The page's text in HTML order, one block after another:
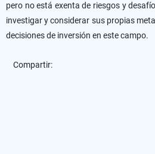
pero no está exenta de riesgos y
investigar y considerar sus propias
decisiones de inversión en este campo.
Compartir: